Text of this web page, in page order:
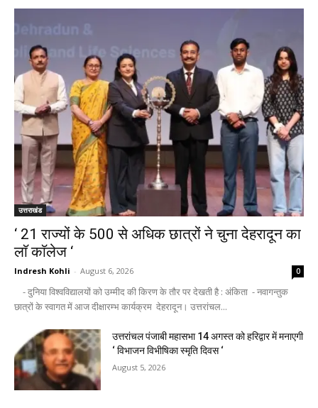
उत्तराखंड
‘ 21 राज्यों के 500 से अधिक छात्रों ने चुना देहरादून का
लाॅ काॅलेज ‘
Indresh Kohli - August 6, 2026 0
- दुनिया विश्वविद्यालयों को उम्मीद की किरण के तौर पर देखती है : अंकिता - नवागन्तुक
छात्रों के स्वागत में आज दीक्षारम्भ कार्यक्रम देहरादून। उत्तरांचल...
उत्तरांचल पंजाबी महासभा 14 अगस्त को हरिद्वार में मनाएगी
‘ विभाजन विभीषिका स्मृति दिवस ‘
August 5, 2026